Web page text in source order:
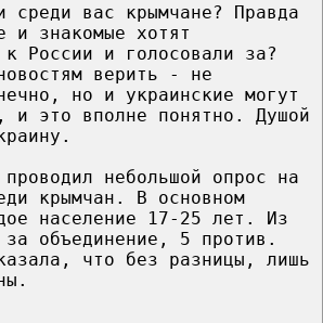
среди вас крымчане? Правда
и знакомые хотят
к России и голосовали за?
верить - не
но и украинские могут
и это вполне понятно. Душой
проводил небольшой опрос на
крымчан. В основном
население 17-25 лет. Из
объединение, 5 против.
что без разницы, лишь